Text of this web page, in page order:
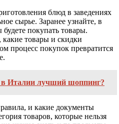
блюд в заведениях
сырье. Заранее узнайте, в
покупать товары.
какие товары и скидки
процесс покупок превратится
в Италии лучший шоппинг?
и какие документы
товаров, которые нельзя